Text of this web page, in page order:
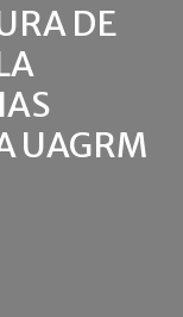
DE
UAGRM